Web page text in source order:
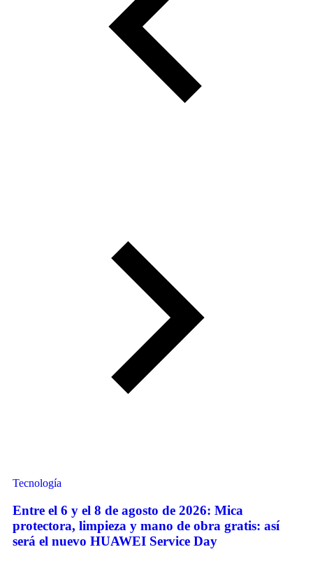
Tecnología
Entre el 6 y el 8 de agosto de 2026: Mica
protectora, limpieza y mano de obra gratis: así
será el nuevo HUAWEI Service Day